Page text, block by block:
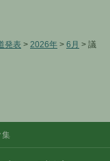
発表 > 2026年 > 6月 > 議
集